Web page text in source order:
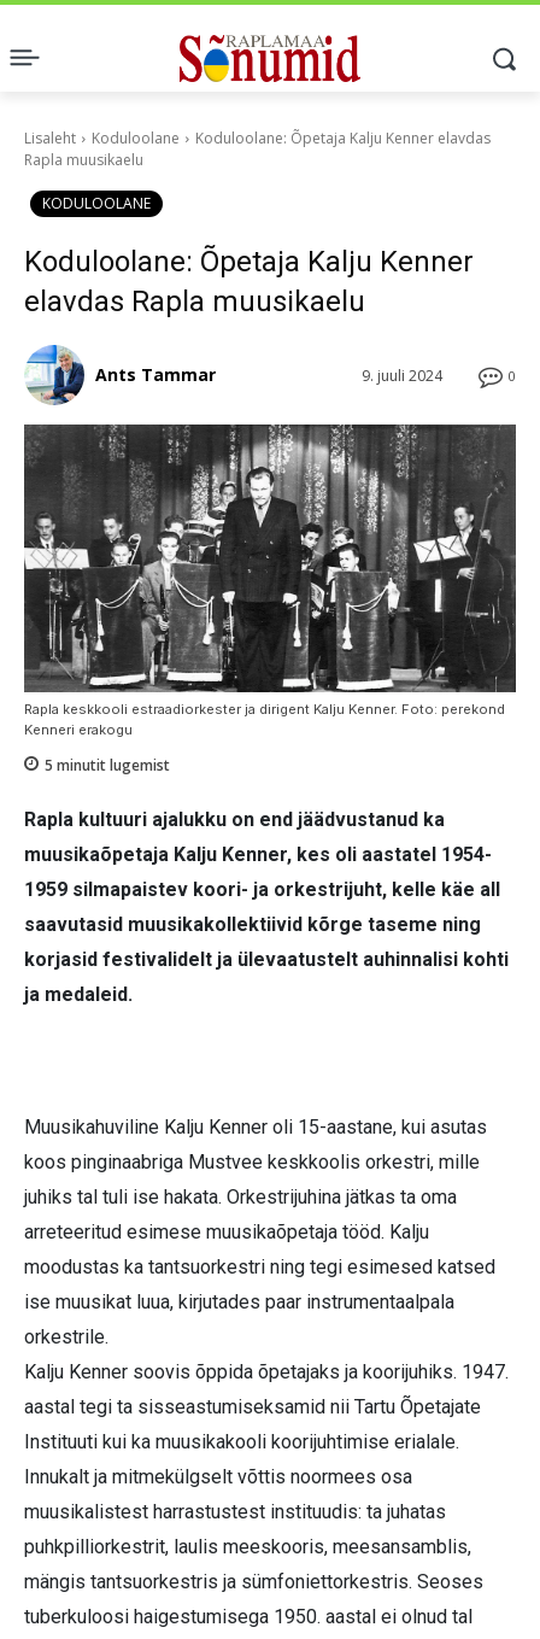
Lisaleht Koduloolane
Koduloolane: Õpetaja Kalju Kenner elavdas
Rapla muusikaelu
KODULOOLANE
Koduloolane: Õpetaja Kalju Kenner
elavdas Rapla muusikaelu
0
9. juuli 2024
Ants Tammar
Rapla keskkooli estraadiorkester ja dirigent Kalju Kenner. Foto: perekond
Kenneri erakogu
5 minutit lugemist
Rapla kultuuri ajalukku on end jäädvustanud ka
muusikaõpetaja Kalju Kenner, kes oli aastatel 1954-
1959 silmapaistev koori- ja orkestrijuht, kelle käe all
saavutasid muusikakollektiivid kõrge taseme ning
korjasid festivalidelt ja ülevaatustelt auhinnalisi kohti
ja medaleid.
Muusikahuviline Kalju Kenner oli 15-aastane, kui asutas
koos pinginaabriga Mustvee keskkoolis orkestri, mille
juhiks tal tuli ise hakata. Orkestrijuhina jätkas ta oma
arreteeritud esimese muusikaõpetaja tööd. Kalju
moodustas ka tantsuorkestri ning tegi esimesed katsed
ise muusikat luua, kirjutades paar instrumentaalpala
orkestrile.
Kalju Kenner soovis õppida õpetajaks ja koorijuhiks. 1947.
aastal tegi ta sisseastumiseksamid nii Tartu Õpetajate
Instituuti kui ka muusikakooli koorijuhtimise erialale.
Innukalt ja mitmekülgselt võttis noormees osa
muusikalistest harrastustest instituudis: ta juhatas
puhkpilliorkestrit, laulis meeskooris, meesansamblis,
mängis tantsuorkestris ja sümfoniettorkestris. Seoses
tuberkuloosi haigestumisega 1950. aastal ei olnud tal